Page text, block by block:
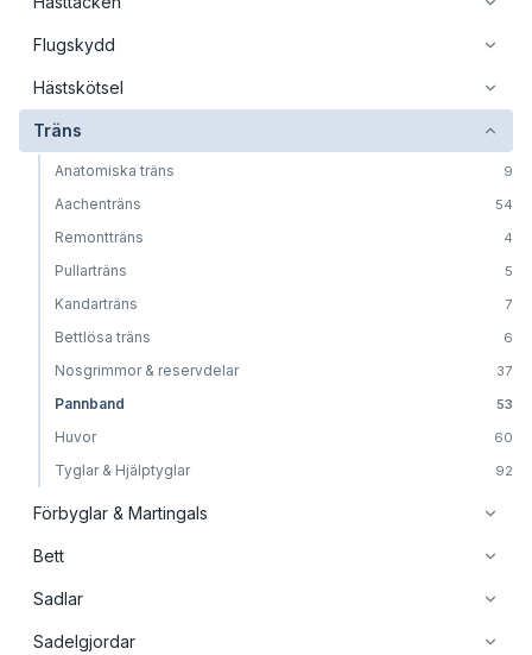
Flugskydd
Hästskötsel
Träns
Anatomiska träns 9
Aachenträns 54
Remontträns 4
Pullarträns 5
Kandarträns 7
Bettlösa träns 6
Nosgrimmor & reservdelar 37
Pannband 53
Huvor 60
Tyglar & Hjälptyglar 92
Förbyglar & Martingals
Bett
Sadlar
Sadelgjordar